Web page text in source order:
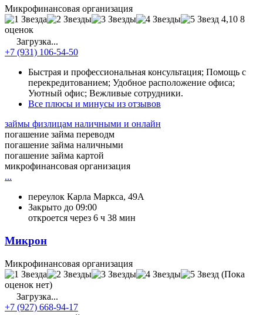
Микрофинансовая организация
4,10 8
оценок
Загрузка...
+7 (931) 106-54-50
Быстрая и профессиональная консультация; Помощь с
перекредитованием; Удобное расположение офиса;
Уютный офис; Вежливые сотрудники.
Все плюсы и минусы из отзывов
займы физлицам наличными и онлайн
погашение займа переводм
погашение займа наличными
погашение займа картой
микрофинансовая организация
...
переулок Карла Маркса, 49А
Закрыто до 09:00
откроется через 6 ч 38 мин
Микрон
Микрофинансовая организация
(Пока
оценок нет)
Загрузка...
+7 (927) 668-94-17